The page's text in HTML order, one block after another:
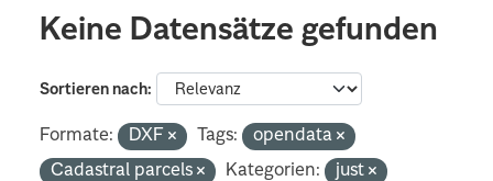
Keine Datensätze gefunden
Sortieren nach
Formate: DXF Tags:
opendata
Cadastral parcels
Kategorien:
just